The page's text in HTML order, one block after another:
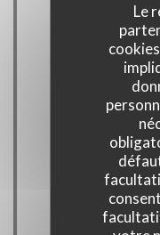
Le
Produit Locaux,
saison,